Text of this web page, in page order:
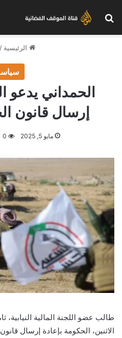
بحث عن
الرئيسية /
الحمداني يدعو
إرسال قانون
مايو 5, 2025 0
طالب عضو اللجنة المالية النيابية،
الاثنين، الحكومة بإعادة إرسال